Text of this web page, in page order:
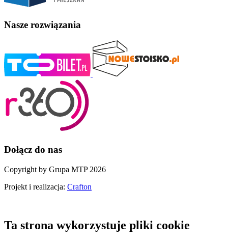
Nasze rozwiązania
Dołącz do nas
Copyright by Grupa MTP 2026
Projekt i realizacja: Crafton
Ta strona wykorzystuje pliki cookie